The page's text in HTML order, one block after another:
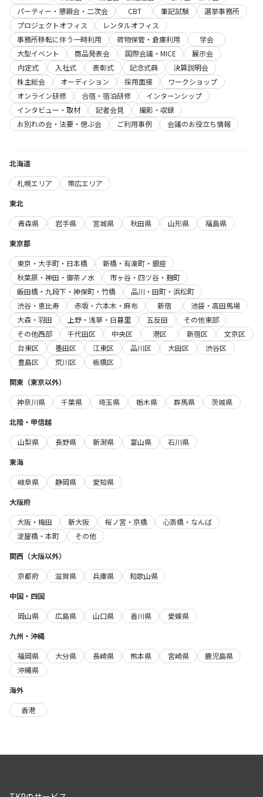
パーティー・懇親会・二次会
CBT 筆記試験
選挙事務所
プロジェクトオフィス
レンタルオフィス
事務所移転に伴う一時利用
荷物保管・倉庫利用
学会
大型イベント
商品発表会 国際会議・MICE
展示会
内定式
入社式 表彰式 記念式典
決算説明会
株主総会
オーディション 採用面接
ワークショップ
オンライン研修
合宿・宿泊研修
インターンシップ
インタビュー・取材
記者会見
撮影・収録
お別れの会・法要・偲ぶ会
ご利用事例 会議のお役立ち情報
北海道
札幌エリア
帯広エリア
東北
青森県
岩手県 宮城県 秋田県 山形県
福島県
東京都
東京・大手町・日本橋
新橋・有楽町・銀座
秋葉原・神田・御茶ノ水
市ヶ谷・四ツ谷・麹町
飯田橋・九段下・神保町・竹橋
品川・田町・浜松町
渋谷・恵比寿
赤坂・六本木・麻布 新宿
池袋・高田馬場
大森・羽田
上野・浅草・日暮里 五反田
その他東部
その他西部
千代田区 中央区 港区 新宿区
文京区
台東区
墨田区 江東区 品川区 大田区
渋谷区
豊島区
荒川区
板橋区
関東（東京以外）
神奈川県
千葉県 埼玉県 栃木県 群馬県
茨城県
北陸・甲信越
山梨県
長野県 新潟県 富山県
石川県
東海
岐阜県
静岡県
愛知県
大阪府
大阪・梅田
新大阪 桜ノ宮・京橋
心斎橋・なんば
淀屋橋・本町
その他
関西（大阪以外）
京都府
滋賀県 兵庫県
和歌山県
中国・四国
岡山県
広島県 山口県 香川県
愛媛県
九州・沖縄
福岡県
大分県 長崎県 熊本県 宮崎県
鹿児島県
沖縄県
海外
香港